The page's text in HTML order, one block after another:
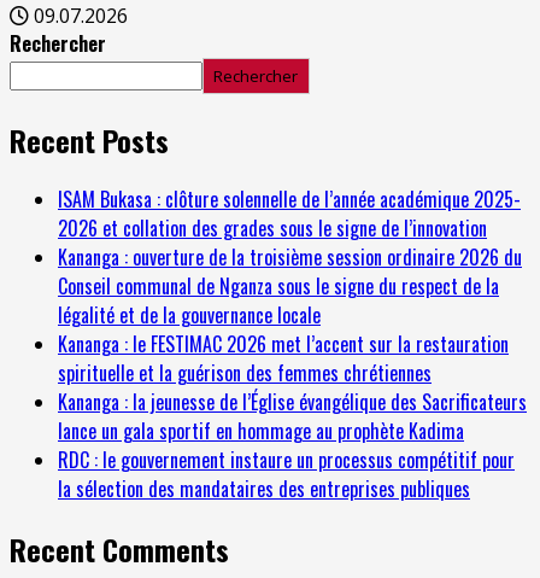
09.07.2026
Rechercher
Rechercher
Recent Posts
ISAM Bukasa : clôture solennelle de l’année académique 2025-
2026 et collation des grades sous le signe de l’innovation
Kananga : ouverture de la troisième session ordinaire 2026 du
Conseil communal de Nganza sous le signe du respect de la
légalité et de la gouvernance locale
Kananga : le FESTIMAC 2026 met l’accent sur la restauration
spirituelle et la guérison des femmes chrétiennes
Kananga : la jeunesse de l’Église évangélique des Sacrificateurs
lance un gala sportif en hommage au prophète Kadima
RDC : le gouvernement instaure un processus compétitif pour
la sélection des mandataires des entreprises publiques
Recent Comments